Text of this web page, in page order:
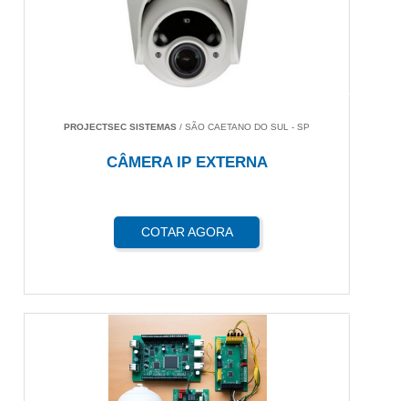
PROJECTSEC SISTEMAS / SÃO CAETANO DO SUL - SP
CÂMERA IP EXTERNA
COTAR AGORA